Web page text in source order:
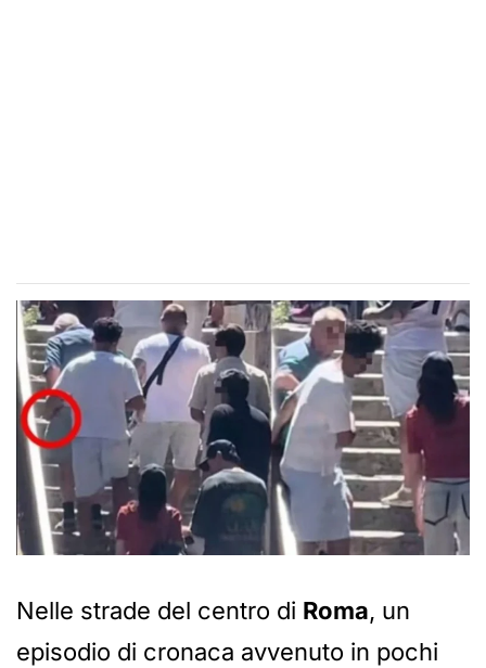
Nelle strade del centro di Roma, un
episodio di cronaca avvenuto in pochi